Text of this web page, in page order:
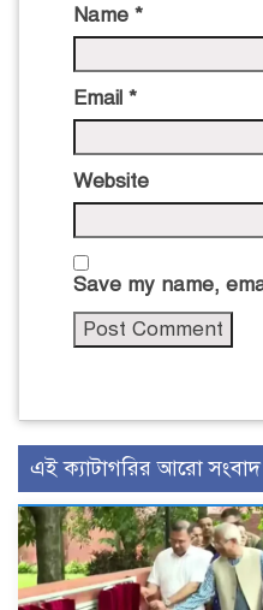
Name *
Email *
Website
Save my name,
এই ক্যাটাগরির আরো সংবাদ